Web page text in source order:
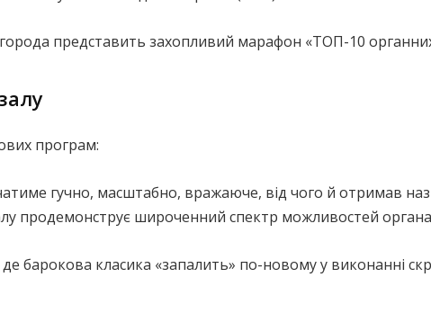
представить захопливий марафон «ТОП-10
програм:
гучно, масштабно, вражаюче, від чого й отримав
продемонструє широченний спектр можливостей органа
барокова класика «запалить» по-новому у виконанні